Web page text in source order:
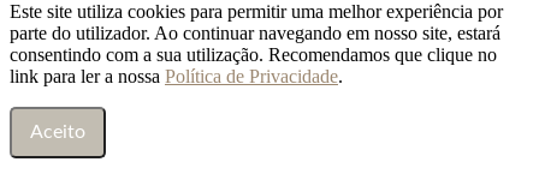
Este site utiliza cookies para permitir uma melhor experiência por
parte do utilizador. Ao continuar navegando em nosso site, estará
consentindo com a sua utilização. Recomendamos que clique no
link para ler a nossa Política de Privacidade.
Aceito